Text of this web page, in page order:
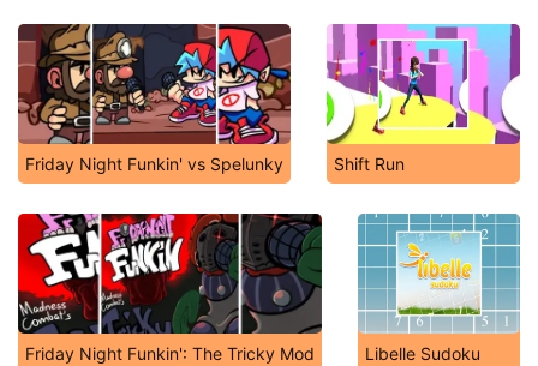
Friday Night Funkin' vs Spelunky Shift Run
Friday Night Funkin': The Tricky Mod Libelle Sudoku